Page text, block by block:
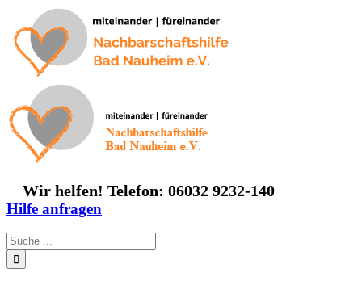
Inhalt
springen
Wir helfen! Telefon: 06032 9232-140
Hilfe anfragen
Suche
nach: